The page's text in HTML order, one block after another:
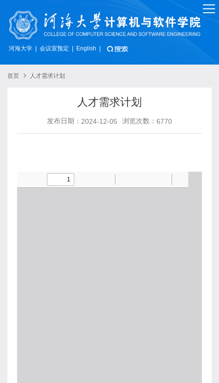
河海大学 会议室预定 English
首页 人才需求计划
人才需求计划
发布日期： 2024-12-05 浏览次数： 6770